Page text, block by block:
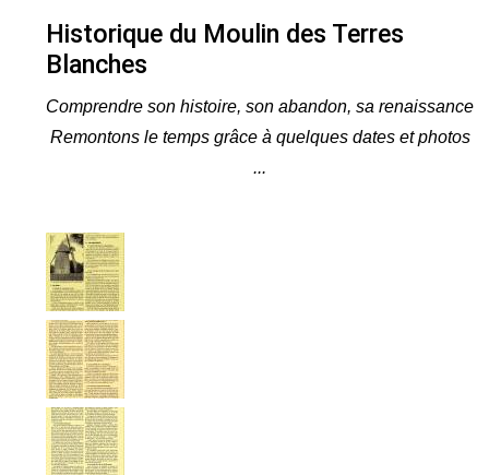
Historique du Moulin des Terres
Blanches
Comprendre son histoire, son abandon, sa renaissance
Remontons le temps grâce à quelques dates et photos
...